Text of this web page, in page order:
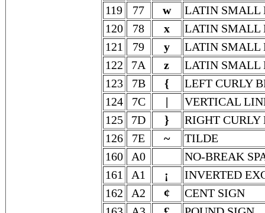
119
77 w
LATIN SMALL
120
78 x
LATIN SMALL
121
79 y
LATIN SMALL
122
7A z
LATIN SMALL
123
7B {
LEFT CURLY
124
7C |
VERTICAL
125
7D }
RIGHT CURLY
126
7E ~
TILDE
160
A0
NO-BREAK
161
A1 ¡
INVERTED
162
A2 ¢
CENT SIGN